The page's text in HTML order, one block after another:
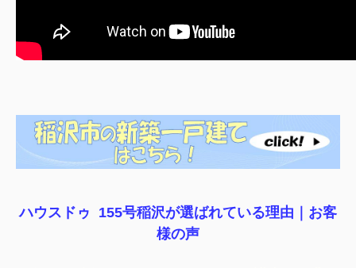
ハウスドゥ 155号稲沢が選ばれている理由｜ お客
様の声